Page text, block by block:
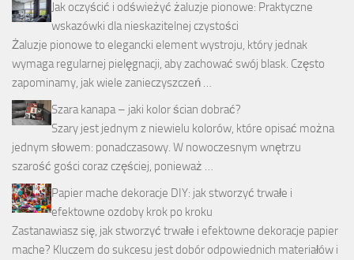
Jak oczyścić i odświeżyć żaluzje pionowe: Praktyczne
wskazówki dla nieskazitelnej czystości
Żaluzje pionowe to elegancki element wystroju, który jednak
wymaga regularnej pielęgnacji, aby zachować swój blask. Często
zapominamy, jak wiele zanieczyszczeń …
Szara kanapa – jaki kolor ścian dobrać?
Szary jest jednym z niewielu kolorów, które opisać można
jednym słowem: ponadczasowy. W nowoczesnym wnętrzu
szarość gości coraz częściej, ponieważ …
Papier mache dekoracje DIY: jak stworzyć trwałe i
efektowne ozdoby krok po kroku
Zastanawiasz się, jak stworzyć trwałe i efektowne dekoracje papier
mache? Kluczem do sukcesu jest dobór odpowiednich materiałów i